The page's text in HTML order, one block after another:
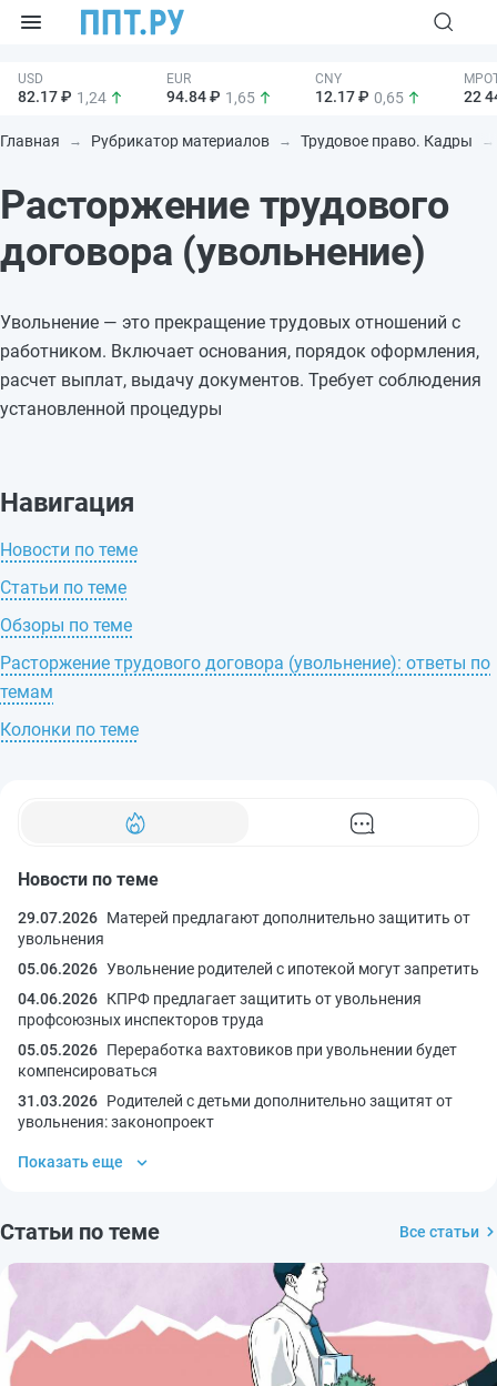
82.17 ₽ 1,24 94.84 ₽ 1,65 12.17 ₽ 0,65 22
Главная Рубрикатор материалов Трудовое право. Кадры
Расторжение трудового
договора (увольнение)
Увольнение — это прекращение трудовых отношений с
работником. Включает основания, порядок оформления,
расчет выплат, выдачу документов. Требует соблюдения
установленной процедуры
Новости по теме
29.07.2026 Матерей предлагают дополнительно защитить от
увольнения
05.06.2026 Увольнение родителей с ипотекой могут запретить
04.06.2026 КПРФ предлагает защитить от увольнения
профсоюзных инспекторов труда
05.05.2026 Переработка вахтовиков при увольнении будет
компенсироваться
31.03.2026 Родителей с детьми дополнительно защитят от
увольнения: законопроект
Показать еще
Статьи по теме Все статьи
Навигация
Новости по теме
Статьи по теме
Обзоры по теме
Расторжение трудового договора (увольнение): ответы по
темам
Колонки по теме